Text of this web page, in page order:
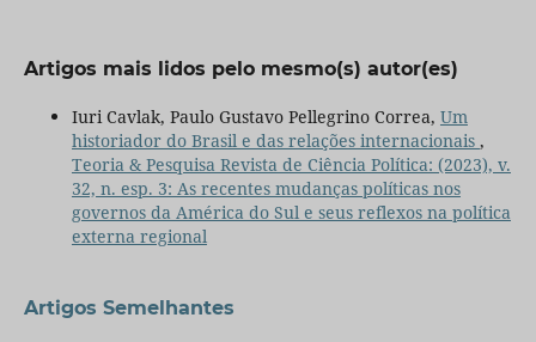
Artigos mais lidos pelo mesmo(s) autor(es)
Iuri Cavlak, Paulo Gustavo Pellegrino Correa, Um
historiador do Brasil e das relações internacionais ,
Teoria & Pesquisa Revista de Ciência Política: (2023), v.
32, n. esp. 3: As recentes mudanças políticas nos
governos da América do Sul e seus reflexos na política
externa regional
Artigos Semelhantes